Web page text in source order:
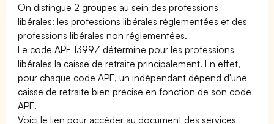
On distingue 2 groupes au sein des professions
libérales: les professions libérales réglementées et des
professions libérales non réglementées.
Le code APE 1399Z détermine pour les professions
libérales la caisse de retraite principalement. En effet,
pour chaque code APE, un indépendant dépend d'une
caisse de retraite bien précise en fonction de son code
APE.
Voici le lien pour accéder au document des services